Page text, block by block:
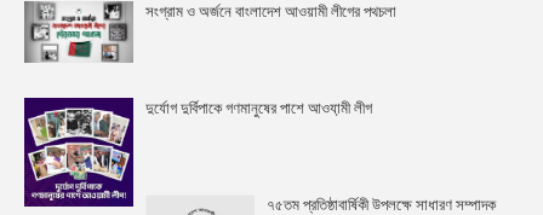
সংগ্রাম ও অর্জনে বাংলাদেশ আওয়ামী লীগের পথচলা
দুর্যোগ দুর্বিপাকে গণমানুষের পাশে আওযা়মী লীগ
৭৫তম প্রতিষ্ঠাবার্ষিকী উপলক্ষে সাধারণ সম্পাদক